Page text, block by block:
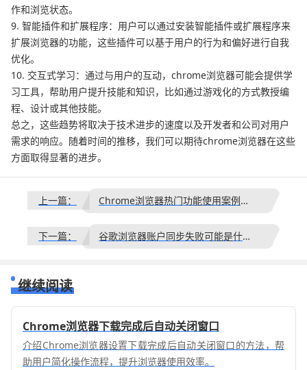
作和浏览状态。
9. 智能插件和扩展程序：用户可以通过安装智能插件或扩展程序来
扩展浏览器的功能，这些插件可以基于用户的行为和偏好进行自我
优化。
10. 交互式学习：通过与用户的互动，chrome浏览器可能会提供学
习工具，帮助用户提升技能和知识，比如通过游戏化的方式教授编
程、设计或其他技能。
总之，这些趋势将取决于技术进步的速度以及开发者和公司对用户
需求的响应。随着时间的推移，我们可以期待chrome浏览器在这些
方面取得显著的进步。
上一篇： Chrome浏览器热门功能使用案例分享
下一篇： 谷歌浏览器账户同步失败可能是什么问题
继续阅读
Chrome浏览器下载完成后自动关闭窗口
介绍Chrome浏览器设置下载完成后自动关闭窗口的方法，帮
助用户简化操作流程，提升浏览器使用效率。